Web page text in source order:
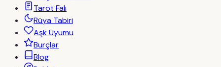
Tarot Falı
Rüya Tabiri
Aşk Uyumu
Burçlar
Blog